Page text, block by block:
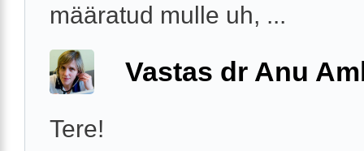
määratud mulle uh, ...
Vastas dr Anu
Tere!